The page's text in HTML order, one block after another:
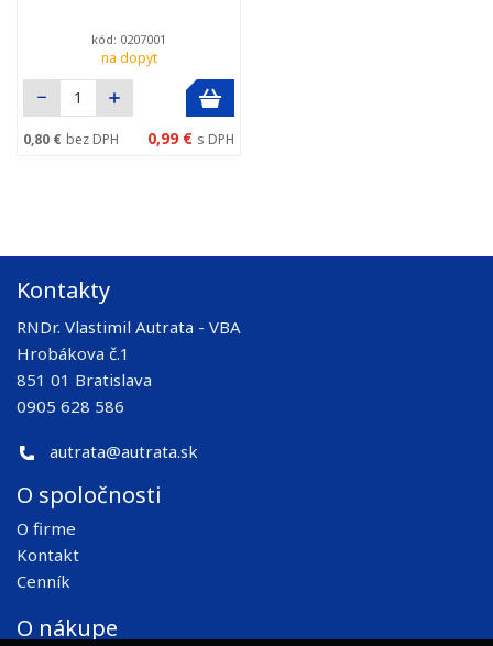
kód: 0207001
na dopyt
0,80 € bez DPH 0,99 € s DPH
Kontakty
RNDr. Vlastimil Autrata - VBA
Hrobákova č.1
851 01 Bratislava
0905 628 586
autrata@autrata.sk
O spoločnosti
O firme
Kontakt
Cenník
O nákupe